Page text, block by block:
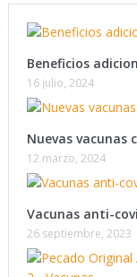
Beneficios
16 julio, 2024
Nuevas vacunas
12 marzo, 2024
Vacunas anti-
26 septiembre, 2023